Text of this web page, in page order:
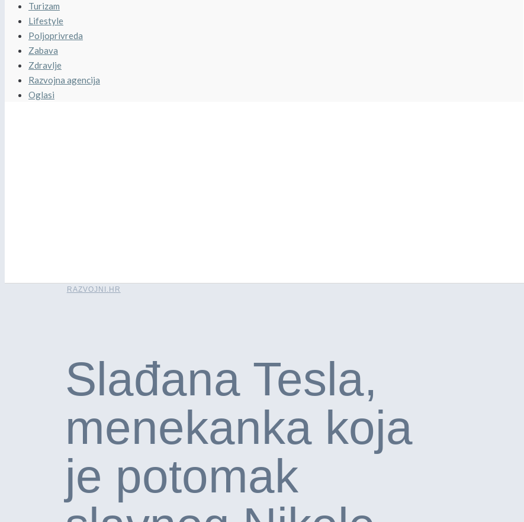
Turizam
Lifestyle
Poljoprivreda
Zabava
Zdravlje
Razvojna agencija
Oglasi
RAZVOJNI.HR
Slađana Tesla,
menekanka koja
je potomak